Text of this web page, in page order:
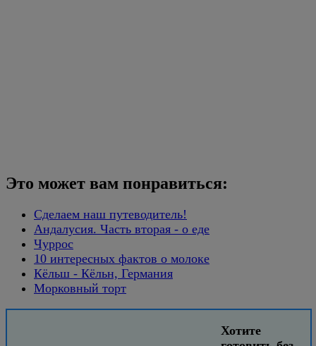
Это может вам понравиться:
Сделаем наш путеводитель!
Андалусия. Часть вторая - о еде
Чуррос
10 интересных фактов о молоке
Кёльш - Кёльн, Германия
Морковный торт
Хотите